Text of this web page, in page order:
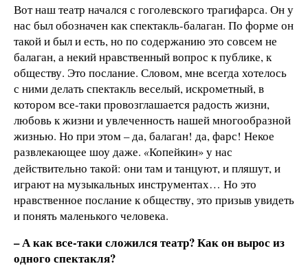
Вот наш театр начался с гоголевского трагифарса. Он у
нас был обозначен как спектакль-балаган. По форме он
такой и был и есть, но по содержанию это совсем не
балаган, а некий нравственный вопрос к публике, к
обществу. Это послание. Словом, мне всегда хотелось
с ними делать спектакль веселый, искрометный, в
котором все-таки провозглашается радость жизни,
любовь к жизни и увлеченность нашей многообразной
жизнью. Но при этом – да, балаган! да, фарс! Некое
развлекающее шоу даже. «Копейкин» у нас
действительно такой: они там и танцуют, и пляшут, и
играют на музыкальных инструментах… Но это
нравственное послание к обществу, это призыв увидеть
и понять маленького человека.
– А как все-таки сложился театр? Как он вырос из
одного спектакля?